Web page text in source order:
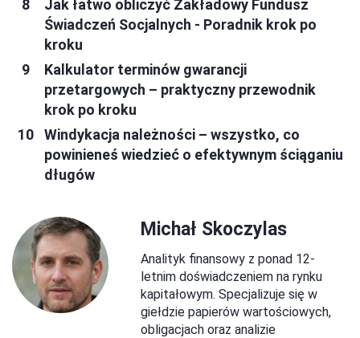
Jak łatwo obliczyć Zakładowy Fundusz
Świadczeń Socjalnych - Poradnik krok po
kroku
Kalkulator terminów gwarancji
przetargowych – praktyczny przewodnik
krok po kroku
Windykacja należności – wszystko, co
powinieneś wiedzieć o efektywnym ściąganiu
długów
Michał Skoczylas
Analityk finansowy z ponad 12-
letnim doświadczeniem na rynku
kapitałowym. Specjalizuje się w
giełdzie papierów wartościowych,
obligacjach oraz analizie